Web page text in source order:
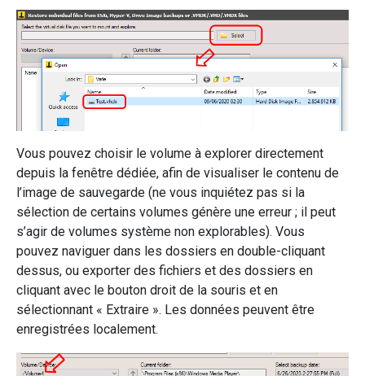
Vous pouvez choisir le volume à explorer directement
depuis la fenêtre dédiée, afin de visualiser le contenu de
l’image de sauvegarde (ne vous inquiétez pas si la
sélection de certains volumes génère une erreur ; il peut
s’agir de volumes système non explorables). Vous
pouvez naviguer dans les dossiers en double-cliquant
dessus, ou exporter des fichiers et des dossiers en
cliquant avec le bouton droit de la souris et en
sélectionnant « Extraire ». Les données peuvent être
enregistrées localement.